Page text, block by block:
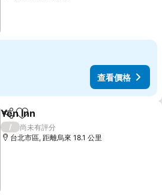
查看價格
分享 加入我的最愛
Yen Inn
/
尚未有評分
台北市區, 距離烏來 18.1 公里